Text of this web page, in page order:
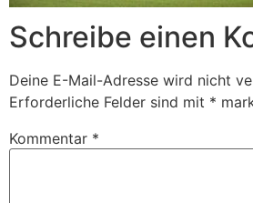
Schreibe einen
Deine E-Mail-Adresse wird nicht
Erforderliche Felder sind mit *
Kommentar *